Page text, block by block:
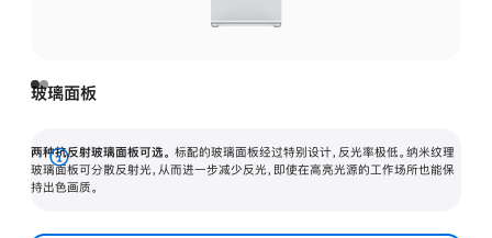
玻璃面板
两种抗反射玻璃面板可选。 标配的玻璃面板经过特别设计，反光率极低。纳米纹理
玻璃面板可分散反射光，从而进一步减少反光，即使在高亮光源的工作场所也能保
持出色画质。
展
开